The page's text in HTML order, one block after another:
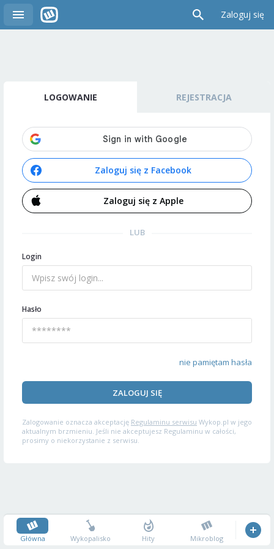
Zaloguj się
LOGOWANIE REJESTRACJA
Zaloguj się z Facebook
Zaloguj się z Apple
LUB
Login
Hasło
nie pamiętam hasła
ZALOGUJ SIĘ
Zalogowanie oznacza akceptację Regulaminu serwisu Wykop.pl w jego
aktualnym brzmieniu. Jeśli nie akceptujesz Regulaminu w całości,
prosimy o niekorzystanie z serwisu.
Główna Wykopalisko Hity Mikroblog